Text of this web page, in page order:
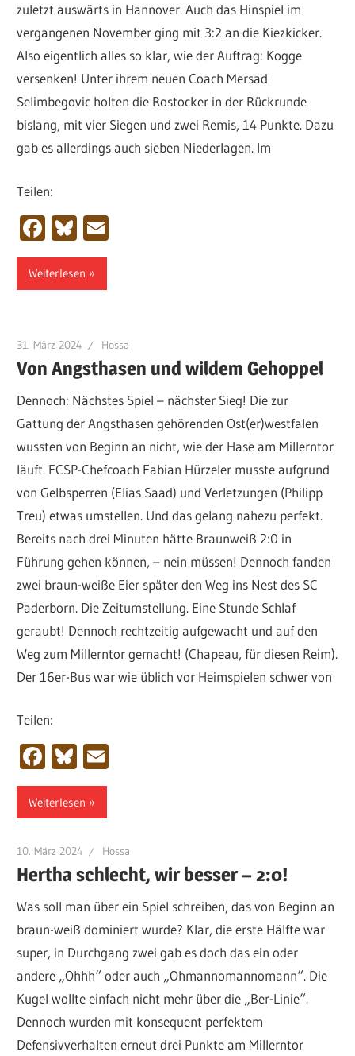
zuletzt auswärts in Hannover. Auch das Hinspiel im
vergangenen November ging mit 3:2 an die Kiezkicker.
Also eigentlich alles so klar, wie der Auftrag: Kogge
versenken! Unter ihrem neuen Coach Mersad
Selimbegovic holten die Rostocker in der Rückrunde
bislang, mit vier Siegen und zwei Remis, 14 Punkte. Dazu
gab es allerdings auch sieben Niederlagen. Im
Teilen:
Facebook
Bluesky
Weiterlesen
31. März 2024 Hossa
Von Angsthasen und wildem Gehoppel
Dennoch: Nächstes Spiel – nächster Sieg! Die zur
Gattung der Angsthasen gehörenden Ost(er)westfalen
wussten von Beginn an nicht, wie der Hase am Millerntor
läuft. FCSP-Chefcoach Fabian Hürzeler musste aufgrund
von Gelbsperren (Elias Saad) und Verletzungen (Philipp
Treu) etwas umstellen. Und das gelang nahezu perfekt.
Bereits nach drei Minuten hätte Braunweiß 2:0 in
Führung gehen können, – nein müssen! Dennoch fanden
zwei braun-weiße Eier später den Weg ins Nest des SC
Paderborn. Die Zeitumstellung. Eine Stunde Schlaf
geraubt! Dennoch rechtzeitig aufgewacht und auf den
Weg zum Millerntor gemacht! (Chapeau, für diesen Reim).
Der 16er-Bus war wie üblich vor Heimspielen schwer von
Teilen:
Facebook
Bluesky
Weiterlesen
10. März 2024 Hossa
Hertha schlecht, wir besser – 2:0!
Was soll man über ein Spiel schreiben, das von Beginn an
braun-weiß dominiert wurde? Klar, die erste Hälfte war
super, in Durchgang zwei gab es doch das ein oder
andere „Ohhh“ oder auch „Ohmannomannomann“. Die
Kugel wollte einfach nicht mehr über die „Ber-Linie“.
Dennoch wurden mit konsequent perfektem
Defensivverhalten erneut drei Punkte am Millerntor